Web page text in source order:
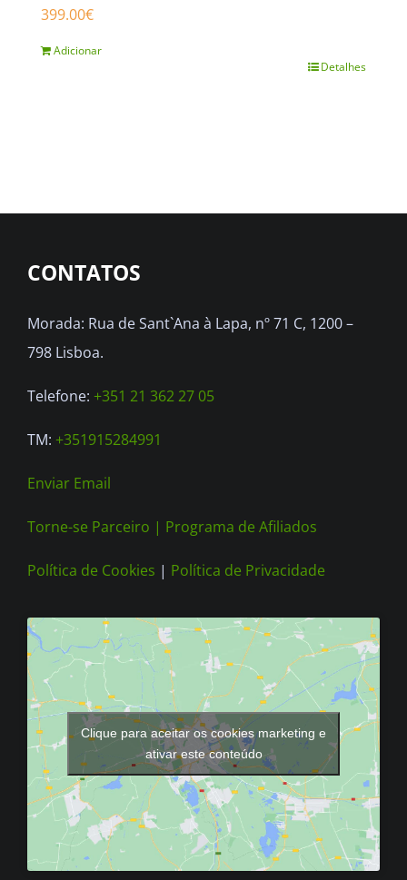
399.00€
Adicionar
Detalhes
CONTATOS
Morada: Rua de Sant`Ana à Lapa, nº 71 C, 1200 –
798 Lisboa.
Telefone: +351 21 362 27 05
TM: +351915284991
Enviar Email
Torne-se Parceiro | Programa de Afiliados
Política de Cookies | Política de Privacidade
Clique para aceitar os cookies marketing e
ativar este conteúdo